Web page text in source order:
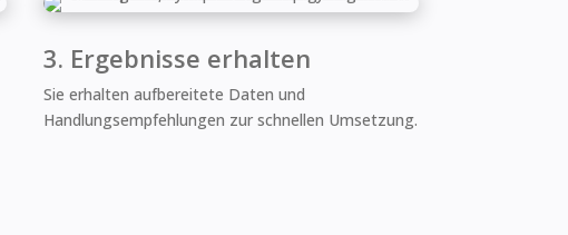
3. Ergebnisse erhalten
Sie erhalten aufbereitete Daten und
Handlungsempfehlungen zur schnellen Umsetzung.